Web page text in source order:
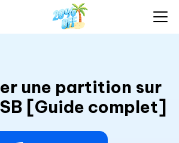
une partition sur
[Guide complet]